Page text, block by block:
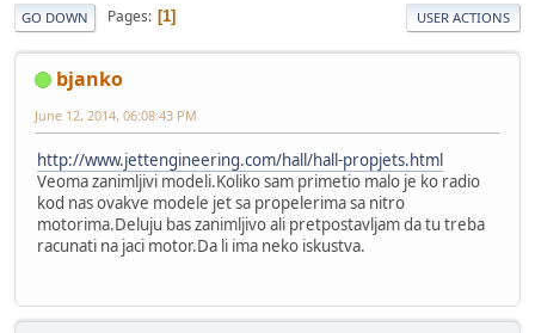
GO DOWN Pages 1 USER ACTIONS
bjanko
June 12, 2014, 06:08:43 PM
http://www.jettengineering.com/hall/hall-propjets.html
Veoma zanimljivi modeli.Koliko sam primetio malo je ko radio
kod nas ovakve modele jet sa propelerima sa nitro
motorima.Deluju bas zanimljivo ali pretpostavljam da tu treba
racunati na jaci motor.Da li ima neko iskustva.